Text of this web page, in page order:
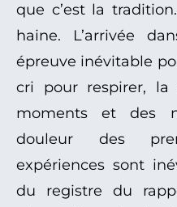
que c’est la
haine. L’arrivée
épreuve inévitable
cri pour respirer, la
moments et des
douleur des
expériences sont
du registre du